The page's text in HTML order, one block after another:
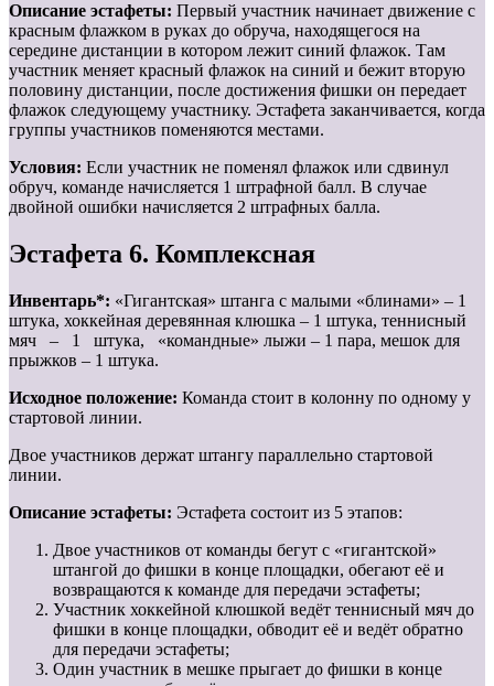
Описание эстафеты: Первый участник начинает движение с
красным флажком в руках до обруча, находящегося на
середине дистанции в котором лежит синий флажок. Там
участник меняет красный флажок на синий и бежит вторую
половину дистанции, после достижения фишки он передает
флажок следующему участнику. Эстафета заканчивается, когда
группы участников поменяются местами.
Условия: Если участник не поменял флажок или сдвинул
обруч, команде начисляется 1 штрафной балл. В случае
двойной ошибки начисляется 2 штрафных балла.
Эстафета 6. Комплексная
Инвентарь*: «Гигантская» штанга с малыми «блинами» – 1
штука, хоккейная деревянная клюшка – 1 штука, теннисный
мяч – 1 штука, «командные» лыжи – 1 пара, мешок для
прыжков – 1 штука.
Исходное положение: Команда стоит в колонну по одному у
стартовой линии.
Двое участников держат штангу параллельно стартовой
линии.
Описание эстафеты: Эстафета состоит из 5 этапов:
Двое участников от команды бегут с «гигантской»
штангой до фишки в конце площадки, обегают её и
возвращаются к команде для передачи эстафеты;
Участник хоккейной клюшкой ведёт теннисный мяч до
фишки в конце площадки, обводит её и ведёт обратно
для передачи эстафеты;
Один участник в мешке прыгает до фишки в конце